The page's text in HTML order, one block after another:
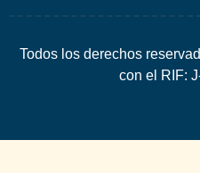
Todos los derechos
con el RIF: